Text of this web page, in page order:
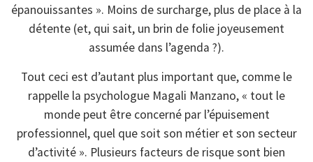
épanouissantes ». Moins de surcharge, plus de place à la
détente (et, qui sait, un brin de folie joyeusement
assumée dans l’agenda ?).
Tout ceci est d’autant plus important que, comme le
rappelle la psychologue Magali Manzano, « tout le
monde peut être concerné par l’épuisement
professionnel, quel que soit son métier et son secteur
d’activité ». Plusieurs facteurs de risque sont bien